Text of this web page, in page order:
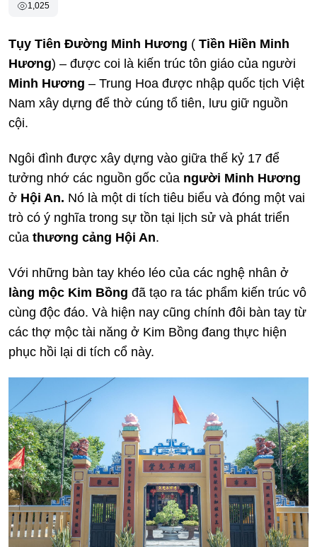
1,025
Tụy Tiên Đường Minh Hương ( Tiền Hiền Minh
Hương) – được coi là kiến trúc tôn giáo của người
Minh Hương – Trung Hoa được nhập quốc tịch Việt
Nam xây dựng để thờ cúng tổ tiên, lưu giữ nguồn
cội.
Ngôi đình được xây dựng vào giữa thế kỷ 17 để
tưởng nhớ các nguồn gốc của người Minh Hương
ở Hội An. Nó là một di tích tiêu biểu và đóng một vai
trò có ý nghĩa trong sự tồn tại lịch sử và phát triển
của thương cảng Hội An.
Với những bàn tay khéo léo của các nghệ nhân ở
làng mộc Kim Bồng đã tạo ra tác phẩm kiến ​​trúc vô
cùng độc đáo. Và hiện nay cũng chính đôi bàn tay từ
các thợ mộc tài năng ở Kim Bồng đang thực hiện
phục hồi lại di tích cổ này.